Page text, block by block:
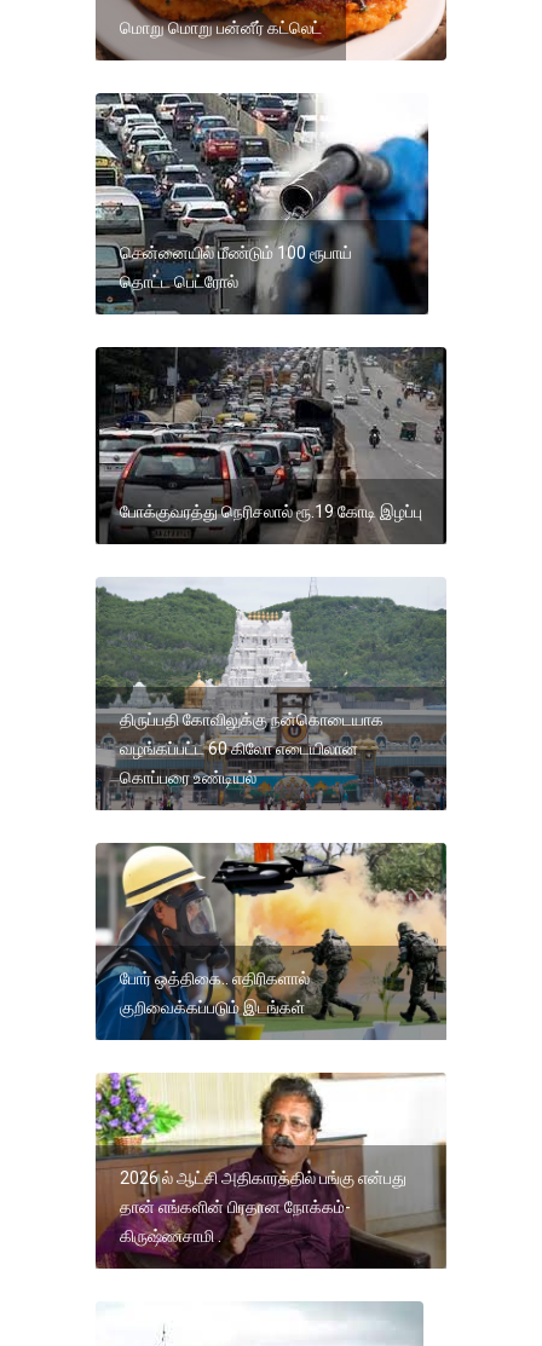
மொறு மொறு பன்னீர் கட்லெட்
சென்னையில் மீண்டும் 100 ரூபாய்
தொட்ட பெட்ரோல்
போக்குவரத்து நெரிசலால் ரூ.19 கோடி இழப்பு
திருப்பதி கோவிலுக்கு நன்கொடையாக
வழங்கப்பட்ட 60 கிலோ எடையிலான
கொப்பரை உண்டியல்
போர் ஒத்திகை.. எதிரிகளால்
குறிவைக்கப்படும் இடங்கள்
2026 ல் ஆட்சி அதிகாரத்தில் பங்கு என்பது
தான் எங்களின் பிரதான நோக்கம்-
கிருஷ்ணசாமி .